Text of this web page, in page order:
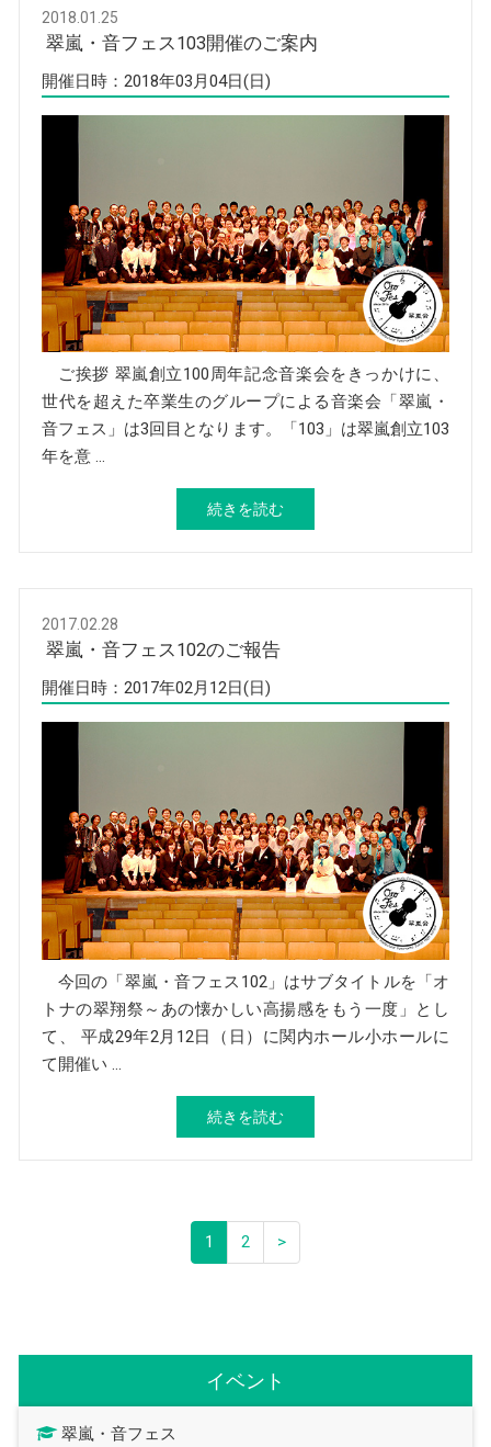
2018.01.25
翠嵐・音フェス103開催のご案内
開催日時：2018年03月04日(日)
ご挨拶 翠嵐創立100周年記念音楽会をきっかけに、
世代を超えた卒業生のグループによる音楽会「翠嵐・
音フェス」は3回目となります。「103」は翠嵐創立103
年を意 …
続きを読む
2017.02.28
翠嵐・音フェス102のご報告
開催日時：2017年02月12日(日)
今回の「翠嵐・音フェス102」はサブタイトルを「オ
トナの翠翔祭～あの懐かしい高揚感をもう一度」とし
て、 平成29年2月12日（日）に関内ホール小ホールに
て開催い …
続きを読む
1 2 >
イベント
翠嵐・音フェス